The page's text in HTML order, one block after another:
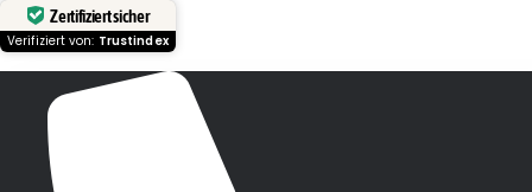
Zertifiziert sicher
Verifiziert von: Trustindex